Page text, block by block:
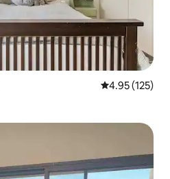
Calificación
4.95 (125)